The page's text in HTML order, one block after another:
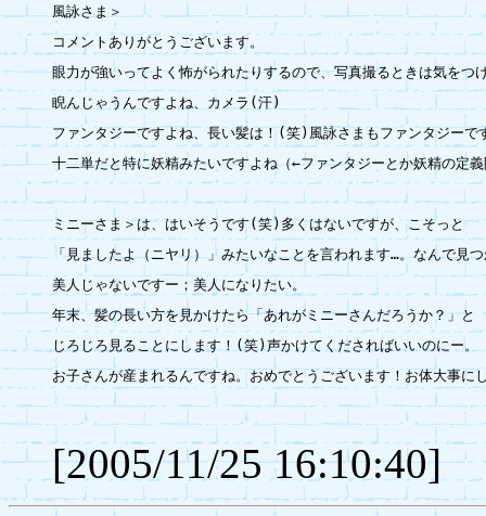
風詠さま＞
コメントありがとうございます。
眼力が強いってよく怖がられたりするので、写真撮るときは気をつ
睨んじゃうんですよね、カメラ(汗)
ファンタジーですよね、長い髪は！(笑)風詠さまもファンタジーで
十二単だと特に妖精みたいですよね（←ファンタジーとか妖精の定
ミニーさま＞は、はいそうです(笑)多くはないですが、こそっと
「見ましたよ（ニヤリ）」みたいなことを言われます…。なんで見
美人じゃないですー；美人になりたい。
年末、髪の長い方を見かけたら「あれがミニーさんだろうか？」と
じろじろ見ることにします！(笑)声かけてくださればいいのにー。
お子さんが産まれるんですね。おめでとうございます！お体大事に
[2005/11/25 16:10:40]